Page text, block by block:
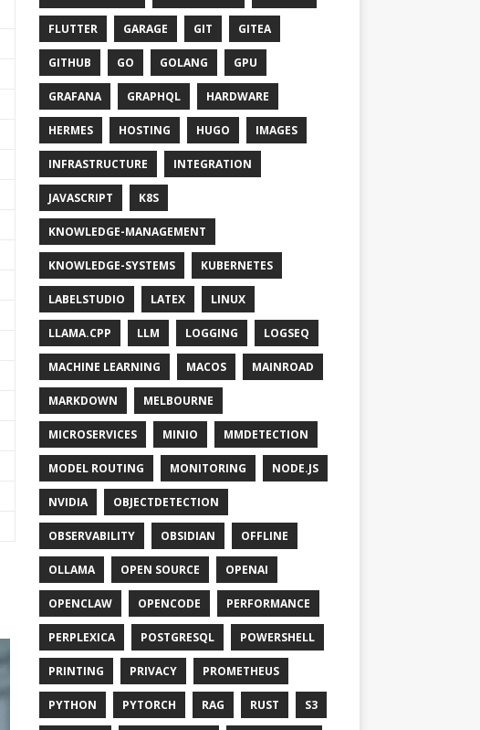
FLUTTER GARAGE GIT GITEA
GITHUB GO GOLANG GPU
GRAFANA GRAPHQL HARDWARE
HERMES HOSTING HUGO IMAGES
INFRASTRUCTURE INTEGRATION
JAVASCRIPT K8S
KNOWLEDGE-MANAGEMENT
KNOWLEDGE-SYSTEMS KUBERNETES
LABELSTUDIO LATEX LINUX
LLAMA.CPP LLM LOGGING LOGSEQ
MACHINE LEARNING MACOS MAINROAD
MARKDOWN MELBOURNE
MICROSERVICES MINIO MMDETECTION
MODEL ROUTING MONITORING NODE.JS
NVIDIA OBJECTDETECTION
OBSERVABILITY OBSIDIAN OFFLINE
OLLAMA OPEN SOURCE OPENAI
OPENCLAW OPENCODE PERFORMANCE
PERPLEXICA POSTGRESQL POWERSHELL
PRINTING PRIVACY PROMETHEUS
PYTHON PYTORCH RAG RUST S3